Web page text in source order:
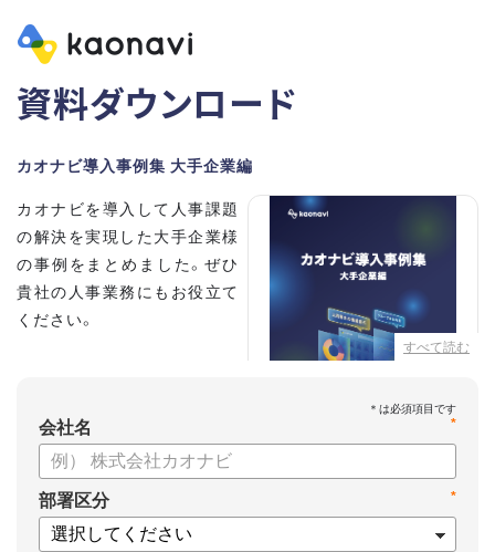
資料ダウンロード
カオナビ導入事例集 大手企業編
すべて読む
カオナビを導入して人事課題
の解決を実現した大手企業様
の事例をまとめました。ぜひ
貴社の人事業務にもお役立て
ください。
・本田技研工業株式会社
・沖電気工業株式会社
・三菱UFJニコス株式会社
・SOMPOひまわり生命保険株式会社
・スミセイ情報システム株式会社
*
会社名
*
部署区分